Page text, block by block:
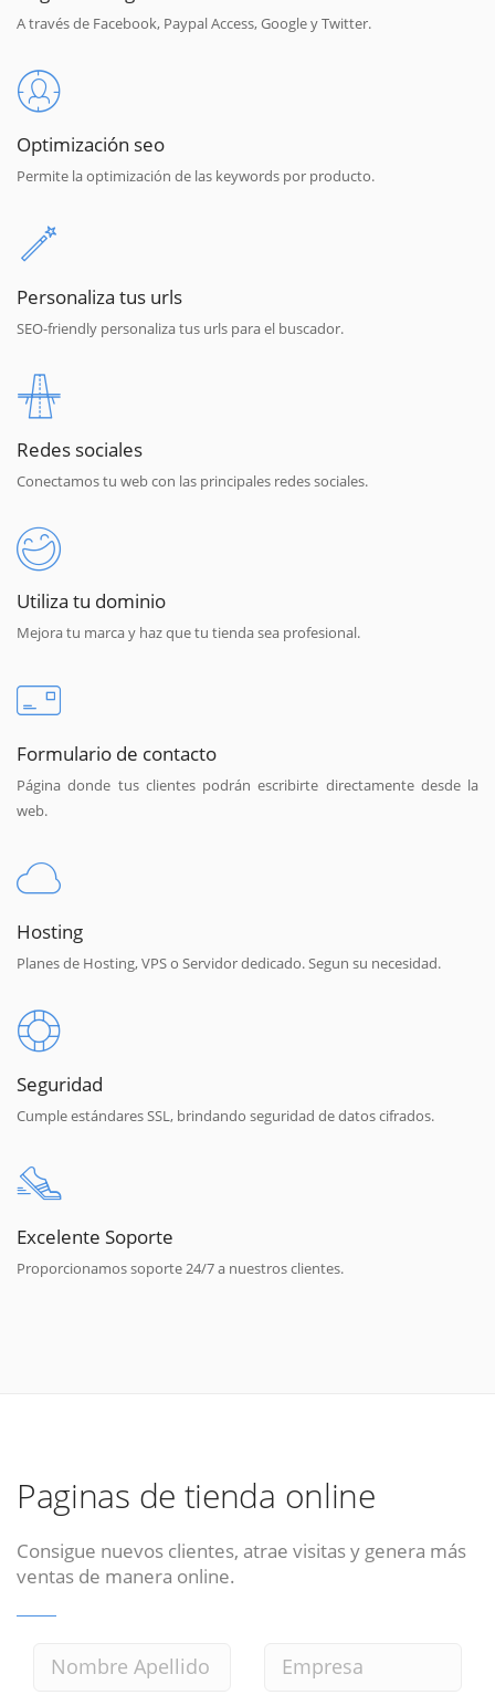
A través de Facebook, Paypal Access, Google y Twitter.
Optimización seo
Permite la optimización de las keywords por producto.
Personaliza tus urls
SEO-friendly personaliza tus urls para el buscador.
Redes sociales
Conectamos tu web con las principales redes sociales.
Utiliza tu dominio
Mejora tu marca y haz que tu tienda sea profesional.
Formulario de contacto
Página donde tus clientes podrán escribirte directamente desde la
web.
Hosting
Planes de Hosting, VPS o Servidor dedicado. Segun su necesidad.
Seguridad
Cumple estándares SSL, brindando seguridad de datos cifrados.
Excelente Soporte
Proporcionamos soporte 24/7 a nuestros clientes.
Paginas de tienda online
Consigue nuevos clientes, atrae visitas y genera más
ventas de manera online.